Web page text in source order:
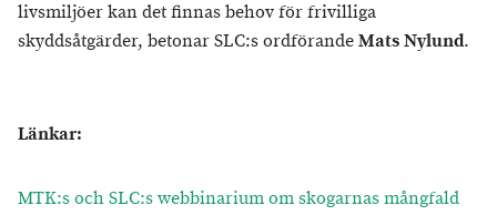
livsmiljöer kan det finnas behov för frivilliga
skyddsåtgärder, betonar SLC:s ordförandeMats Nylund.
Länkar:
MTK:s och SLC:s webbinarium om skogarnas mångfald